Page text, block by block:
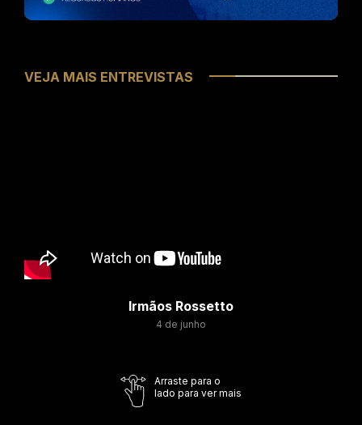
VEJA MAIS ENTREVISTAS
Irmãos Rossetto
4 de junho
Arraste para o
lado para ver mais